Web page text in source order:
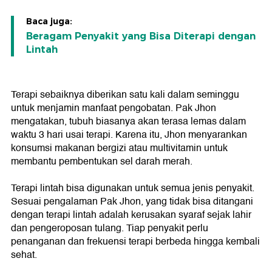
Baca juga:
Beragam Penyakit yang Bisa Diterapi dengan
Lintah
Terapi sebaiknya diberikan satu kali dalam seminggu
untuk menjamin manfaat pengobatan. Pak Jhon
mengatakan, tubuh biasanya akan terasa lemas dalam
waktu 3 hari usai terapi. Karena itu, Jhon menyarankan
konsumsi makanan bergizi atau multivitamin untuk
membantu pembentukan sel darah merah.
Terapi lintah bisa digunakan untuk semua jenis penyakit.
Sesuai pengalaman Pak Jhon, yang tidak bisa ditangani
dengan terapi lintah adalah kerusakan syaraf sejak lahir
dan pengeroposan tulang. Tiap penyakit perlu
penanganan dan frekuensi terapi berbeda hingga kembali
sehat.